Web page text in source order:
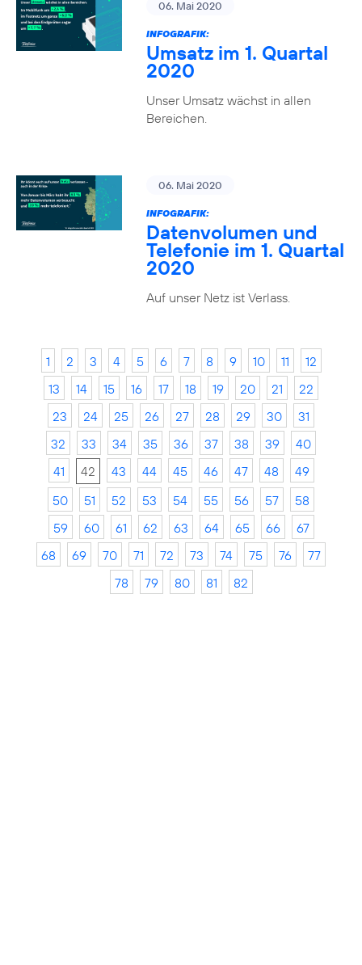
06. Mai 2020
INFOGRAFIK:
Umsatz im 1. Quartal
2020
Unser Umsatz wächst in allen
Bereichen.
06. Mai 2020
INFOGRAFIK:
Datenvolumen und
Telefonie im 1. Quartal
2020
Auf unser Netz ist Verlass.
1 2 3 4 5 6 7 8 9 10 11
12
13
14 15 16 17 18 19 20 21
22
23
24 25 26 27 28 29 30
31
32
33 34 35 36 37 38 39
40
41
42 43 44 45 46 47 48
49
50
51 52 53 54 55 56 57
58
59
60 61 62 63 64 65 66
67
68
69 70 71 72 73 74 75 76
77
78
79 80 81 82